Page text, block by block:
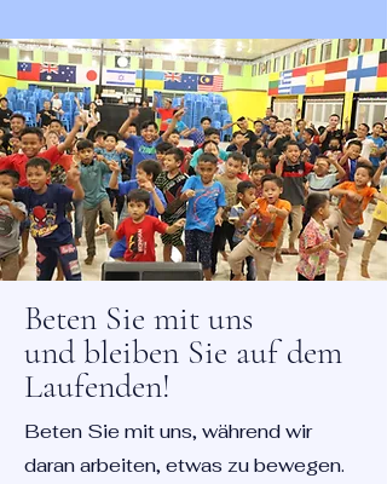
Beten Sie mit uns
und bleiben Sie auf dem
Laufenden!
Beten Sie mit uns, während wir
daran arbeiten, etwas zu bewegen.